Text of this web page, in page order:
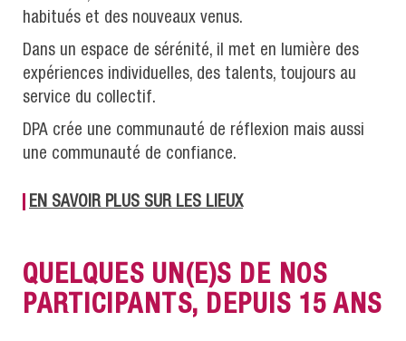
habitués et des nouveaux venus.
Dans un espace de sérénité, il met en lumière des
expériences individuelles, des talents, toujours au
service du collectif.
DPA crée une communauté de réflexion mais aussi
une communauté de confiance.
EN SAVOIR PLUS SUR LES LIEUX
QUELQUES UN(E)S DE NOS
PARTICIPANTS, DEPUIS 15 ANS